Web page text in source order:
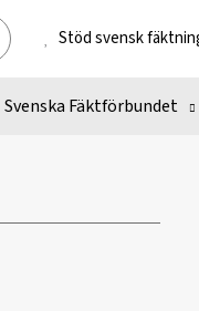
Stöd svensk
Svenska Fäktförbundet